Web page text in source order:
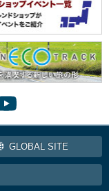
GLOBAL SITE